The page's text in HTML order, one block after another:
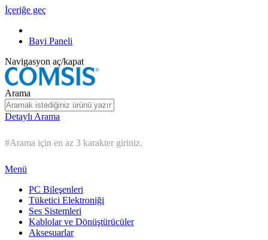
İçeriğe geç
Bayi Paneli
Navigasyon aç/kapat
Arama
Detaylı Arama
#Arama için en az 3 karakter giriniz.
Menü
PC Bileşenleri
Tüketici Elektroniği
Ses Sistemleri
Kablolar ve Dönüştürücüler
Aksesuarlar